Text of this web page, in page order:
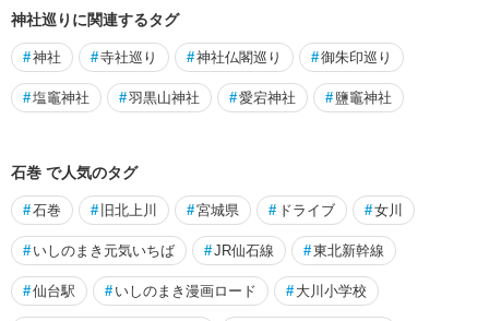
神社巡りに関連するタグ
#神社 #寺社巡り #神社仏閣巡り #御朱印巡り
#塩竈神社 #羽黒山神社 #愛宕神社 # 鹽竈神社
石巻 で人気のタグ
#石巻 # 旧北上川 #宮城県 # ドライブ #女川
# いしのまき元気いちば #JR仙石線 #東北新幹線
#仙台駅 # いしのまき漫画ロード # 大川小学校